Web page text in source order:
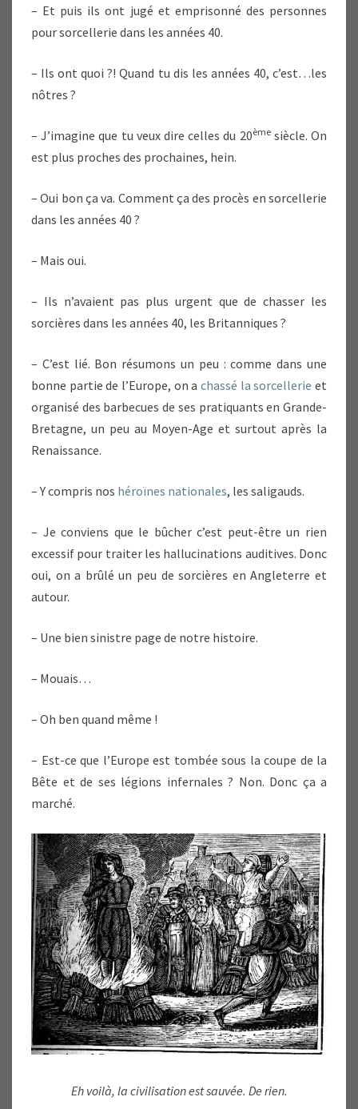
– Et puis ils ont jugé et emprisonné des personnes
pour sorcellerie dans les années 40.
– Ils ont quoi ?! Quand tu dis les années 40, c’est…les
nôtres ?
– J’imagine que tu veux dire celles du 20èmesiècle. On
est plus proches des prochaines, hein.
– Oui bon ça va. Comment ça des procès en sorcellerie
dans les années 40 ?
– Mais oui.
– Ils n’avaient pas plus urgent que de chasser les
sorcières dans les années 40, les Britanniques ?
– C’est lié. Bon résumons un peu : comme dans une
bonne partie de l’Europe, on a chassé la sorcellerie et
organisé des barbecues de ses pratiquants en Grande-
Bretagne, un peu au Moyen-Age et surtout après la
Renaissance.
– Y compris nos héroïnes nationales, les saligauds.
– Je conviens que le bûcher c’est peut-être un rien
excessif pour traiter les hallucinations auditives. Donc
oui, on a brûlé un peu de sorcières en Angleterre et
autour.
– Une bien sinistre page de notre histoire.
– Mouais…
– Oh ben quand même !
– Est-ce que l’Europe est tombée sous la coupe de la
Bête et de ses légions infernales ? Non. Donc ça a
marché.
Eh voilà, la civilisation est sauvée. De rien.